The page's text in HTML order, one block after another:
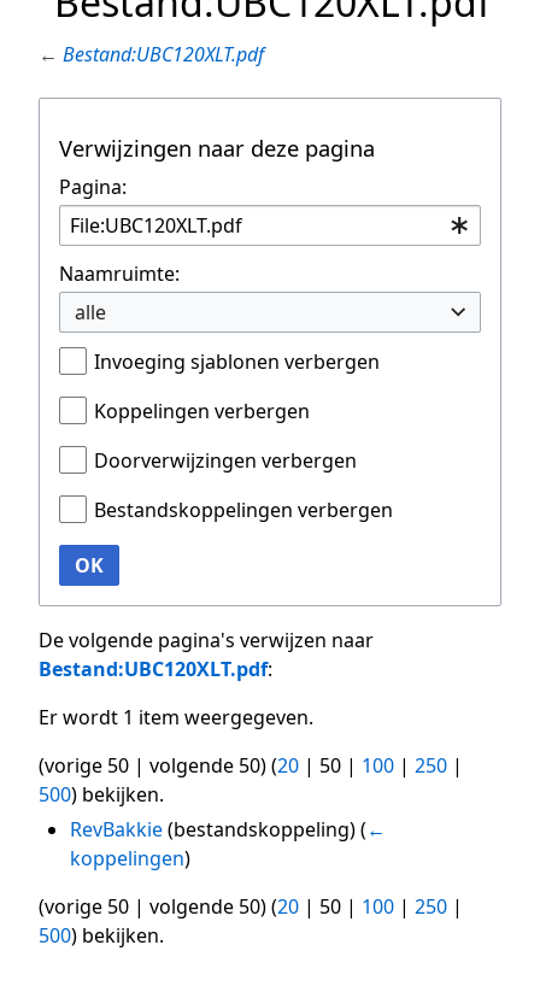
← Bestand:UBC120XLT.pdf
Verwijzingen naar deze pagina
Pagina:
Naamruimte:
alle
Invoeging sjablonen verbergen
Koppelingen verbergen
Doorverwijzingen verbergen
Bestandskoppelingen verbergen
OK
De volgende pagina's verwijzen naar
Bestand:UBC120XLT.pdf:
Er wordt 1 item weergegeven.
(vorige 50 | volgende 50) (20 | 50 | 100 | 250 |
500) bekijken.
RevBakkie(bestandskoppeling)(←
koppelingen)
(vorige 50 | volgende 50) (20 | 50 | 100 | 250 |
500) bekijken.